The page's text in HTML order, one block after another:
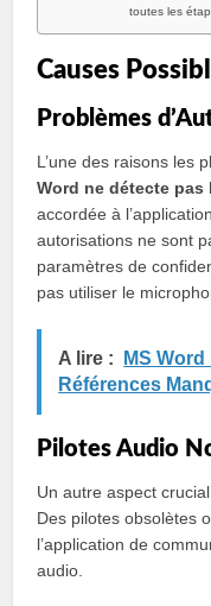
toutes les
Causes
Problèmes
L’une des raisons les
Word ne détecte pas
accordée à
autorisations ne sont
paramètres de
pas utiliser le
A lire :
MS
Références
Pilotes Audio
Un autre aspect
Des pilotes obsolètes
l’application de
audio.